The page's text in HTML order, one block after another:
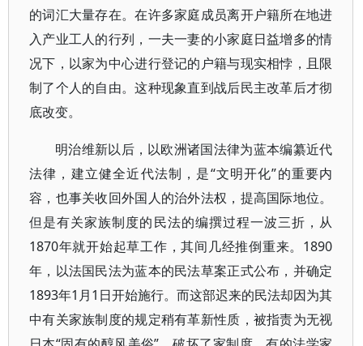
的词汇大量存在。在许多家庭成员离开户籍所在地进
入产业工人的行列，一夫一妻的小家庭日益增多的情
况下，以家为中心进行登记的户籍与现实相悖，且限
制了个人的自由。这种现象直到战后民主改革后才彻
底改变。
明治维新以后，以欧洲诸国法律为蓝本编纂近代
法律，建立健全近代法制，是“文明开化”的重要内
容，也事关收回外国人的治外法权，提高国际地位。
但是有关家族制度的民法的编撰过程一波三折，从
1870年就开始起草工作，其间几经推倒重来。1890
年，以法国民法为蓝本的民法草案正式公布，并确定
1893年1月1日开始施行。而这部迟来的民法却因为其
中有关家族制度的规定稍有革新性质，被指责为无视